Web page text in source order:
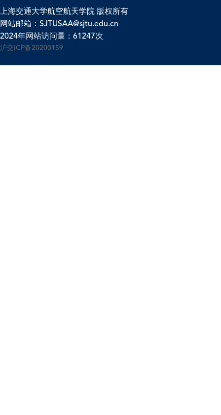
上海交通大学航空航天学院 版权所有
网站邮箱：SJTUSAA@sjtu.edu.cn
2024年网站访问量：61247次
沪交ICP备20200159